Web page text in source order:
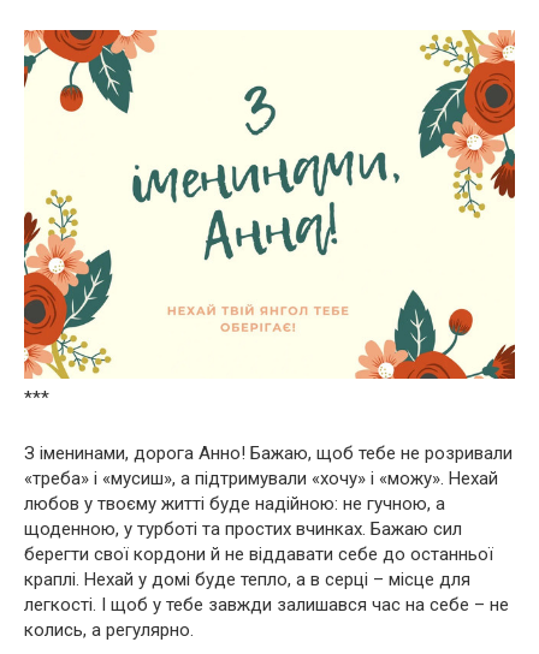
***
З іменинами, дорога Анно! Бажаю, щоб тебе не розривали
«треба» і «мусиш», а підтримували «хочу» і «можу». Нехай
любов у твоєму житті буде надійною: не гучною, а
щоденною, у турботі та простих вчинках. Бажаю сил
берегти свої кордони й не віддавати себе до останньої
краплі. Нехай у домі буде тепло, а в серці – місце для
легкості. І щоб у тебе завжди залишався час на себе – не
колись, а регулярно.